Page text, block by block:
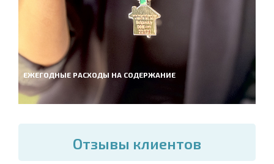
ЕЖЕГОДНЫЕ РАСХОДЫ НА СОДЕРЖАНИЕ
Отзывы клиентов